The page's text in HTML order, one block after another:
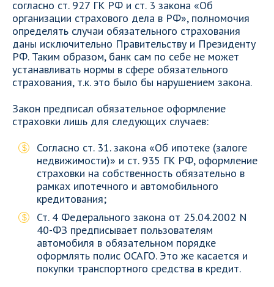
согласно ст. 927 ГК РФ и ст. 3 закона «Об
организации страхового дела в РФ», полномочия
определять случаи обязательного страхования
даны исключительно Правительству и Президенту
РФ. Таким образом, банк сам по себе не может
устанавливать нормы в сфере обязательного
страхования, т.к. это было бы нарушением закона.
Закон предписал обязательное оформление
страховки лишь для следующих случаев:
Согласно ст. 31. закона «Об ипотеке (залоге
недвижимости)» и ст. 935 ГК РФ, оформление
страховки на собственность обязательно в
рамках ипотечного и автомобильного
кредитования;
Ст. 4 Федерального закона от 25.04.2002 N
40-ФЗ предписывает пользователям
автомобиля в обязательном порядке
оформлять полис ОСАГО. Это же касается и
покупки транспортного средства в кредит.